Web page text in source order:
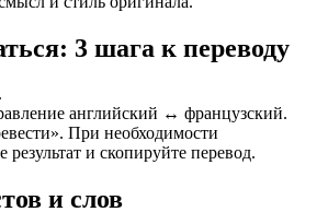
3 шага к переводу
английский ↔ французский.
При необходимости
результат и скопируйте перевод.
и слов